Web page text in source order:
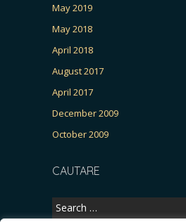
May 2019
May 2018
April 2018
August 2017
April 2017
December 2009
October 2009
CAUTARE
Search